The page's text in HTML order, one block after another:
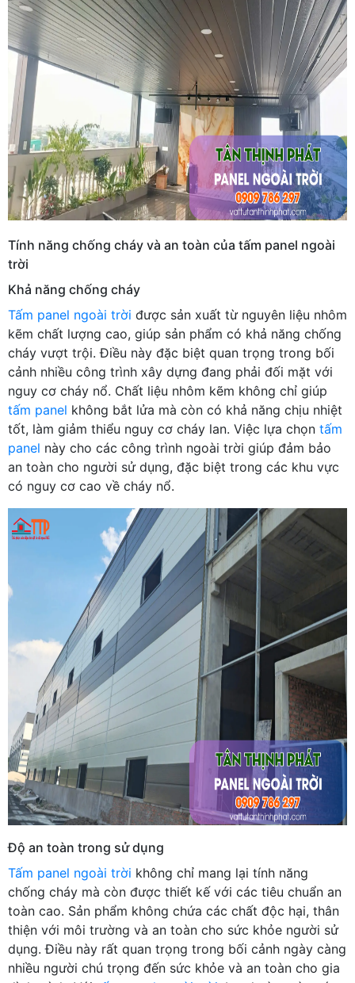
Tính năng chống cháy và an toàn của tấm panel ngoài
trời
Khả năng chống cháy
Tấm panel ngoài trời được sản xuất từ nguyên liệu nhôm
kẽm chất lượng cao, giúp sản phẩm có khả năng chống
cháy vượt trội. Điều này đặc biệt quan trọng trong bối
cảnh nhiều công trình xây dựng đang phải đối mặt với
nguy cơ cháy nổ. Chất liệu nhôm kẽm không chỉ giúp
tấm panel không bắt lửa mà còn có khả năng chịu nhiệt
tốt, làm giảm thiểu nguy cơ cháy lan. Việc lựa chọn tấm
panel này cho các công trình ngoài trời giúp đảm bảo
an toàn cho người sử dụng, đặc biệt trong các khu vực
có nguy cơ cao về cháy nổ.
Độ an toàn trong sử dụng
Tấm panel ngoài trời không chỉ mang lại tính năng
chống cháy mà còn được thiết kế với các tiêu chuẩn an
toàn cao. Sản phẩm không chứa các chất độc hại, thân
thiện với môi trường và an toàn cho sức khỏe người sử
dụng. Điều này rất quan trọng trong bối cảnh ngày càng
nhiều người chú trọng đến sức khỏe và an toàn cho gia